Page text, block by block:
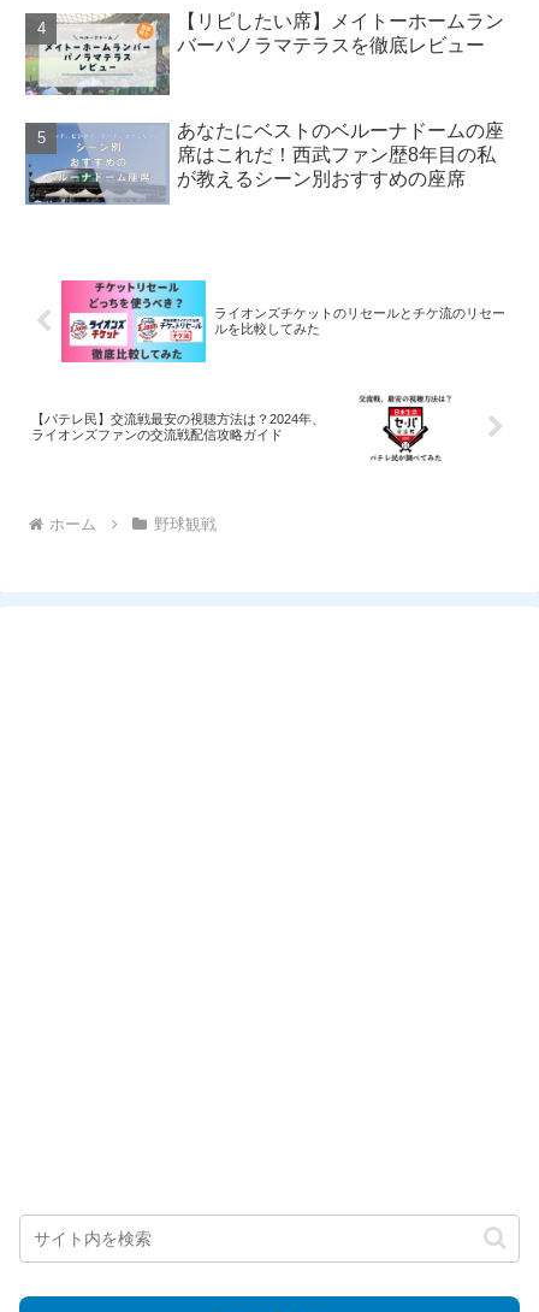
【リピしたい席】メイトーホームラン
バーパノラマテラスを徹底レビュー
あなたにベストのベルーナドームの座
席はこれだ！西武ファン歴8年目の私
が教えるシーン別おすすめの座席
ライオンズチケットのリセールとチケ流のリセー
ルを比較してみた
【パテレ民】交流戦最安の視聴方法は？2024年、
ライオンズファンの交流戦配信攻略ガイド
ホーム 野球観戦